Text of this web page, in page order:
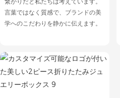
言葉ではなく質感で、ブランドの美
学へのこだわりを静かに伝えます。